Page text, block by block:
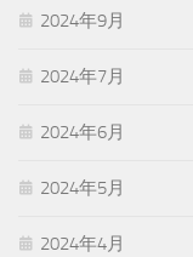
2024年9月
2024年7月
2024年6月
2024年5月
2024年4月